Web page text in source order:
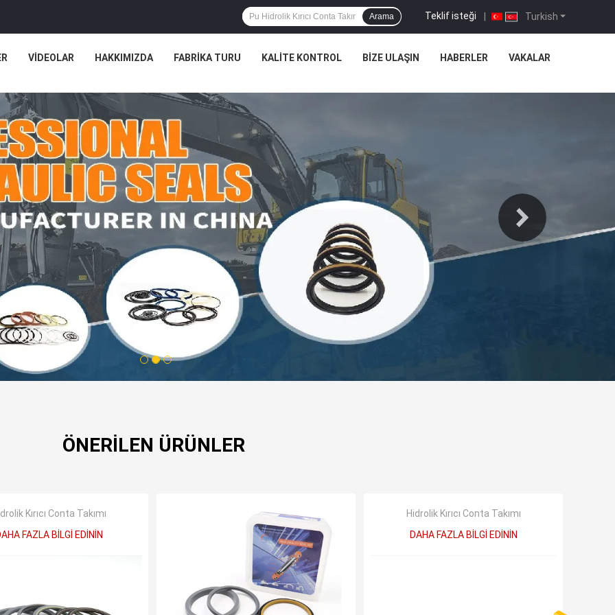
Turkish
Teklif isteği |
Arama
VIDEOLAR HAKKIMIZDA FABRIKA TURU KALITE KONTROL BIZE ULAŞIN HABERLER VAKALAR
1 2 3
ÖNERILEN ÜRÜNLER
Kırıcı Conta Takımı
FAZLA BILGI EDININ
Hidrolik Kırıcı Conta Takımı
DAHA FAZLA BILGI EDININ